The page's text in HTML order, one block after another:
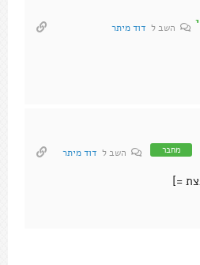
השב ל דוד מיתר
מחבר השב ל דוד מיתר